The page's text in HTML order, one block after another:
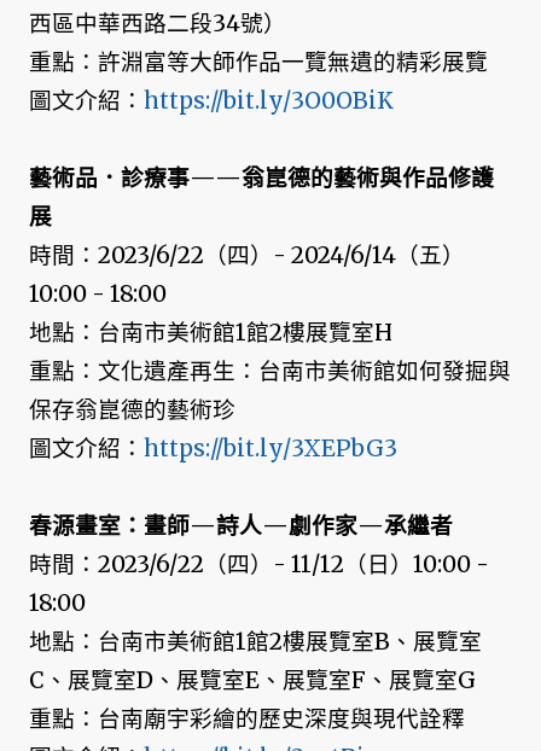
西區中華西路二段34號）
重點：許淵富等大師作品一覽無遺的精彩展覽
圖文介紹： https://bit.ly/3O0OBiK
藝術品．診療事——翁崑德的藝術與作品修護
展
時間：2023/6/22（四）- 2024/6/14（五）
10:00 - 18:00
地點：台南市美術館1館2樓展覽室H
重點：文化遺產再生：台南市美術館如何發掘與
保存翁崑德的藝術珍
圖文介紹： https://bit.ly/3XEPbG3
春源畫室：畫師—詩人—劇作家—承繼者
時間：2023/6/22（四）- 11/12（日）10:00 -
18:00
地點：台南市美術館1館2樓展覽室B、展覽室
C、展覽室D、展覽室E、展覽室F、展覽室G
重點：台南廟宇彩繪的歷史深度與現代詮釋